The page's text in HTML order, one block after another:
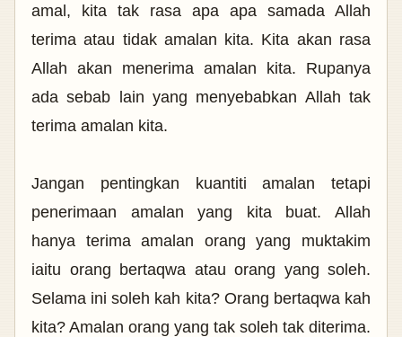
amal, kita tak rasa apa apa samada Allah
terima atau tidak amalan kita. Kita akan rasa
Allah akan menerima amalan kita. Rupanya
ada sebab lain yang menyebabkan Allah tak
terima amalan kita.
Jangan pentingkan kuantiti amalan tetapi
penerimaan amalan yang kita buat. Allah
hanya terima amalan orang yang muktakim
iaitu orang bertaqwa atau orang yang soleh.
Selama ini soleh kah kita? Orang bertaqwa kah
kita? Amalan orang yang tak soleh tak diterima.